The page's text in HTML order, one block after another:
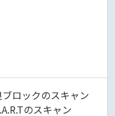
ロックのスキャン
のスキャン